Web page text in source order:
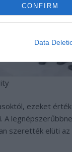
CONFIRM
Data
ezeket
A
szerették elüti az